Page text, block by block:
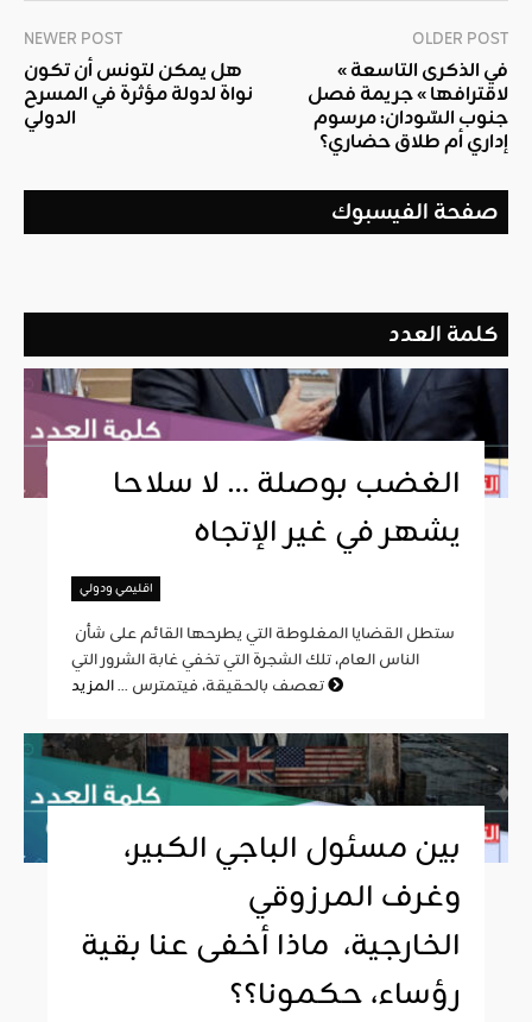
NEWER POST
هل يمكن لتونس أن تكون
نواة لدولة مؤثرة في المسرح
الدولي
OLDER POST
« في الذكرى التاسعة
لاقترافها » جريمة فصل
جنوب السّودان: مرسوم
إداري أم طلاق حضاري؟
صفحة الفيسبوك
كلمة العدد
الغضب بوصلة … لا سلاحا
يشهر في غير الإتجاه
اقليمي ودولي
الناس العام، تلك الشجرة التي تخفي غابة الشرور التي
تعصف بالحقيقة، فيتمترس ...
بين مسئول الباجي الكبير،
وغرف المرزوقي
الخارجية، ماذا أخفى عنا بقية
رؤساء، حكمونا؟؟